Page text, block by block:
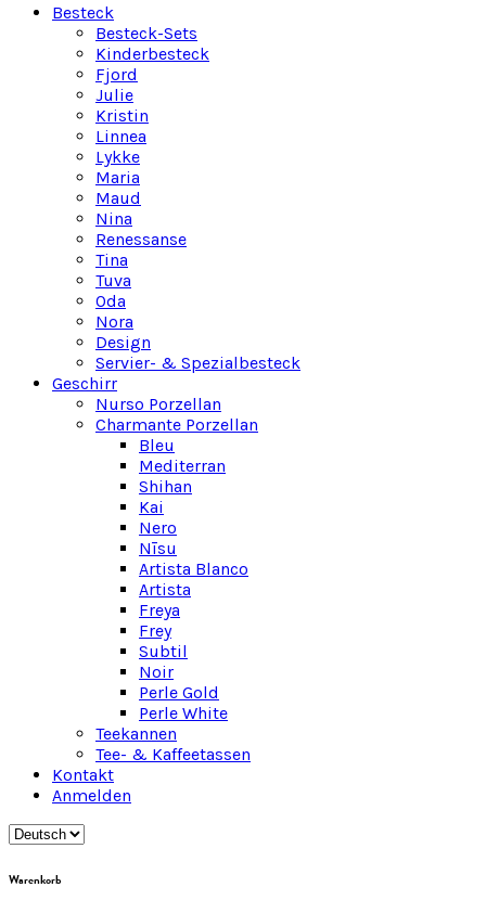
Besteck
Besteck-Sets
Kinderbesteck
Fjord
Julie
Kristin
Linnea
Lykke
Maria
Maud
Nina
Renessanse
Tina
Tuva
Oda
Nora
Design
Servier- & Spezialbesteck
Geschirr
Nurso Porzellan
Charmante Porzellan
Bleu
Mediterran
Shihan
Kai
Nero
Nīsu
Artista Blanco
Artista
Freya
Frey
Subtil
Noir
Perle Gold
Perle White
Teekannen
Tee- & Kaffeetassen
Kontakt
Anmelden
Warenkorb